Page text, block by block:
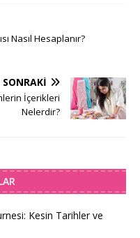
Nasıl Hesaplanır?
SONRAKI
İçerikleri
Nelerdir?
Kesin Tarihler ve